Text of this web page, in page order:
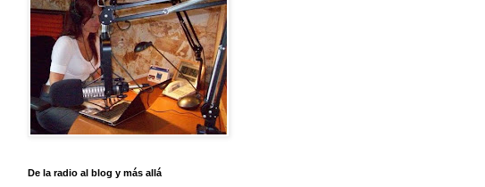
De la radio al blog y más allá